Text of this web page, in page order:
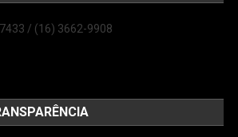
/ (16) 3662-9908